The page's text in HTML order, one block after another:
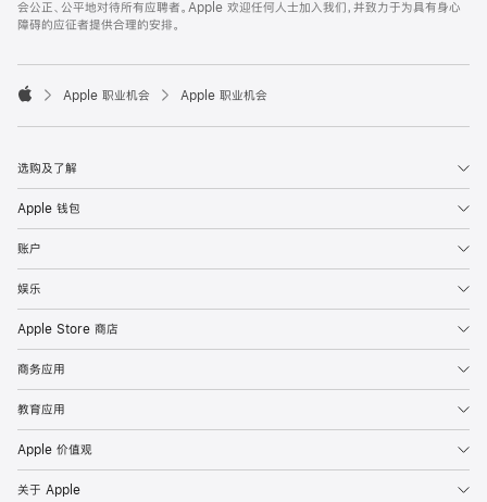
会公正、公平地对待所有应聘者。Apple 欢迎任何人士加入我们，并致力于为具有身心
障碍的应征者提供合理的安排。

Apple 职业机会 Apple 职业机会
选购及了解
Apple 钱包
账户
娱乐
Apple Store 商店
商务应用
教育应用
Apple 价值观
关于 Apple